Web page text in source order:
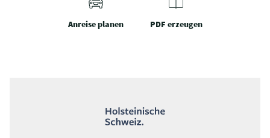
Anreise planen PDF erzeugen